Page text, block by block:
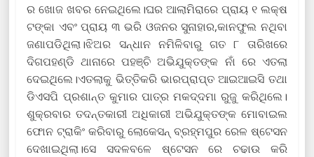
ର ଖୋଜ ଖବର ନେଇଥିଲେ।ଘର ଆଲାମିରାରେ ପ୍ରାୟ ୧ ଲକ୍ଷ
ଟଙ୍କା ଏବଂ ପ୍ରାୟ ୩ ଭରି ଓଜନର ସୁନାହାର,କାନଫୁଲ ନଥିବା
ଜଣାପଡିଥିଲା।ଝିଅର ସନ୍ଧାନ ନମିଳିବାରୁ ଗତ ୮ ତାରିଖରେ
ଦିଗପହଣ୍ଡି ଥାନାରେ ପହଞ୍ଚି ଅଭିଯୁକ୍ତଙ୍କ ନାଁ ରେ ଏତଲା
ଦେଇଥିଲେ।ଏତଲାକୁ ଭିତ୍ତିକରି ଭାରପ୍ରାପ୍ତ ଆଇଆଇସି ତଥା
ଡିଏସପି ପ୍ରଶାନ୍ତ କୁମାର ପାତ୍ର ମକଦ୍ଦମା ରୁଜୁ କରିଥିଲେ।
ଶୁକ୍ରବାର ତଦନ୍ତକାରୀ ଅଧିକାରୀ ଅଭିଯୁକ୍ତଙ୍କ ମୋବାଇଲ
ଫୋନ ଟ୍ରାକିଂ କରିବାରୁ ଲୋକେସନ୍ ବ୍ରହ୍ମପୁର ରେଳ ଷ୍ଟେସନ
ଦେଖାଇଥିଲା।ସେ ସଦଳବଳେ ଷ୍ଟେସନ ରେ ଚଢାଉ କରି